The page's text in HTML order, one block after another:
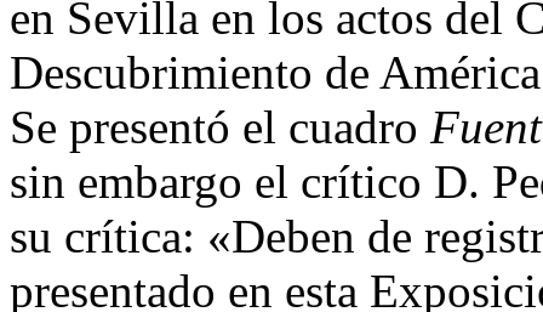
en Sevilla en los actos del
Descubrimiento de
Se presentó el cuadro
sin embargo el crítico D.
su crítica: «Deben de
presentado en esta